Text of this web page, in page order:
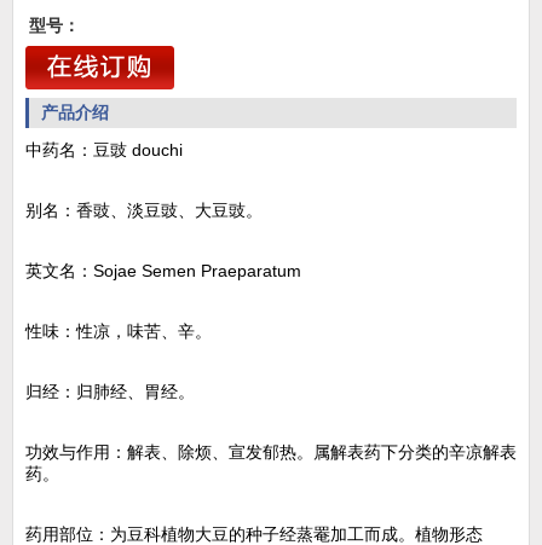
型号：
产品介绍
中药名：豆豉 douchi
别名：香豉、淡豆豉、大豆豉。
英文名：Sojae Semen Praeparatum
性味：性凉，味苦、辛。
归经：归肺经、胃经。
功效与作用：解表、除烦、宣发郁热。属解表药下分类的辛凉解表
药。
药用部位：为豆科植物大豆的种子经蒸罨加工而成。植物形态